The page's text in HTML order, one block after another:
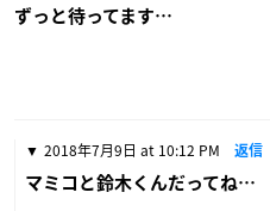
ずっと待ってます…
2018年7月9日 at 10:12 PM 返信
マミコと鈴木くんだってね…